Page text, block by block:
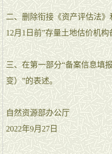
二、删除衔接《资产评估法》
12月1日前”存量土地估价机
三、在第一部分“备案信息填
变）”的表述。
自然资源部办公厅
2022年9月27日